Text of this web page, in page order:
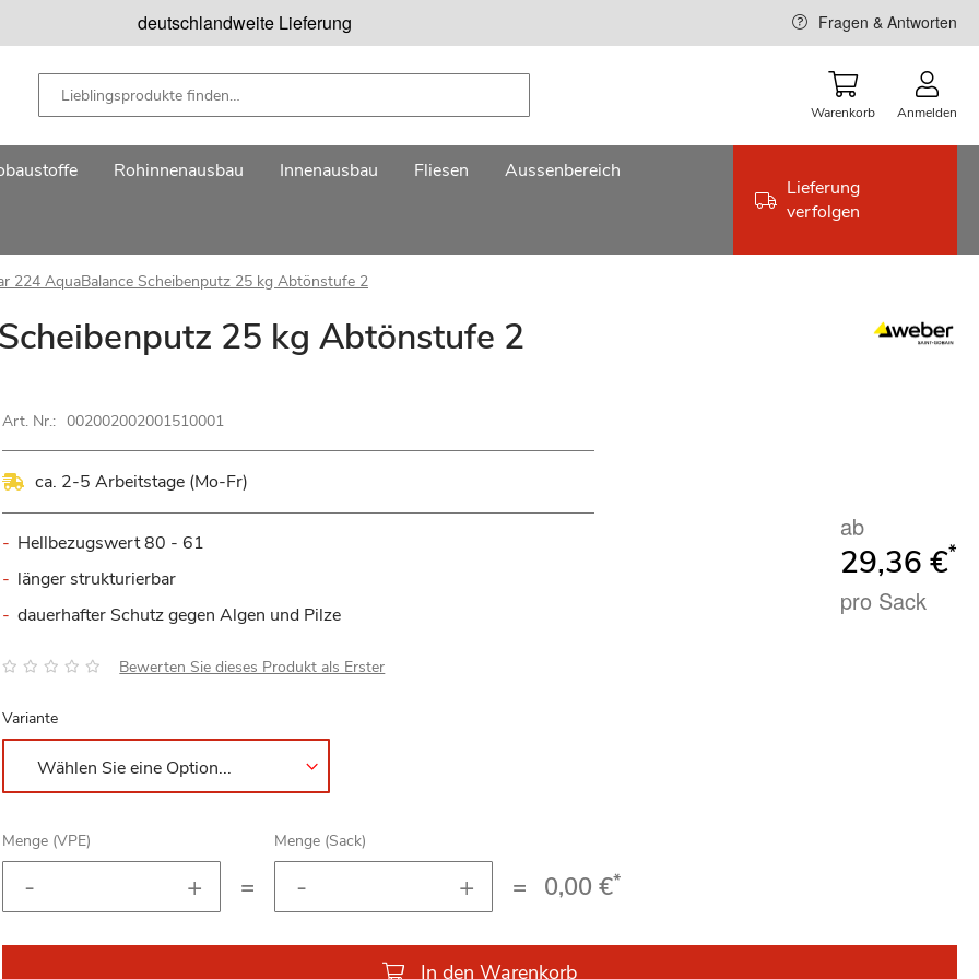
deutschlandweite Lieferung Fragen & Antworten
Warenkorb Anmelden
Rohinnenausbau Innenausbau Fliesen Aussenbereich
Lieferung
verfolgen
224 AquaBalance Scheibenputz 25 kg Abtönstufe 2
25 kg Abtönstufe 2
Art. Nr.: 002002002001510001
ca. 2-5 Arbeitstage (Mo-Fr)
Hellbezugswert 80 - 61
länger strukturierbar
dauerhafter Schutz gegen Algen und Pilze
Bewertung: Bewerten Sie dieses Produkt als Erster
ab
29,36 €*
pro Sack
Variante
Menge (VPE)
=
Menge (Sack)
= 0,00 €*
In den Warenkorb